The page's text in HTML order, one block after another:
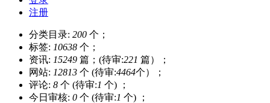
注册
分类目录: 200 个；
标签: 10638 个；
资讯: 15249 篇；(待审:221 篇）；
网站: 12813 个 (待审:4464个）；
评论: 8 个 (待审:1 个) ；
今日审核: 0 个 (待审:1 个) ；